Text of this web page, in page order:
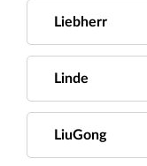
Liebherr
Linde
LiuGong